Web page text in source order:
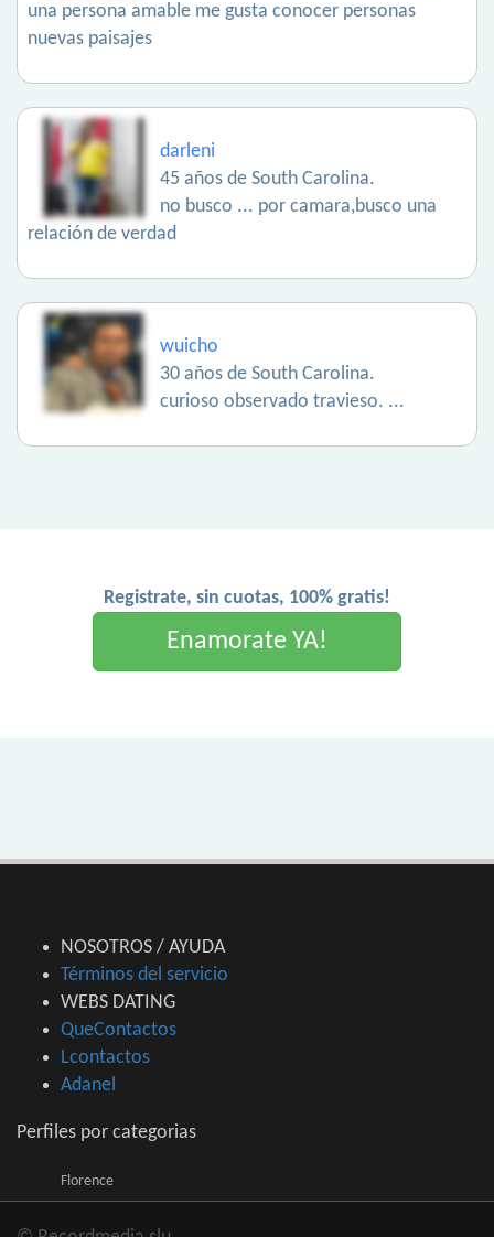
una persona amable me gusta conocer personas
nuevas paisajes
darleni
45 años de South Carolina.
no busco ... por camara,busco una
relación de verdad
wuicho
30 años de South Carolina.
curioso observado travieso. ...
Registrate, sin cuotas, 100% gratis!
Enamorate YA!
NOSOTROS / AYUDA
Términos del servicio
WEBS DATING
QueContactos
Lcontactos
Adanel
Perfiles por categorias
Florence